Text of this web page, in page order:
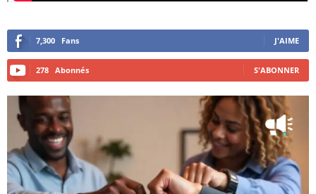
7,300 Fans J'AIME
278 Abonnés S'ABONNER